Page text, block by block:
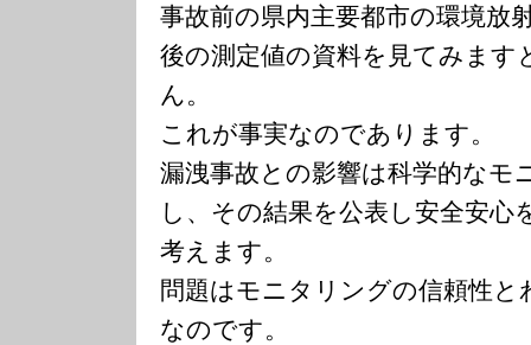
事故前の県内主要都市の環境放
後の測定値の資料を見てみます
ん。
これが事実なのであります。
漏洩事故との影響は科学的なモ
し、その結果を公表し安全安心
考えます。
問題はモニタリングの信頼性と
なのです。